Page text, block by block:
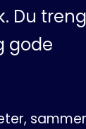
Du
gode